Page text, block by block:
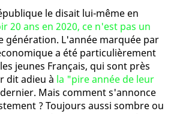
le disait lui-même en
20 ans en 2020, ce n'est pas un
génération. L'année marquée par
a été particulièrement
jeunes Français, qui sont près
dit adieu à la "pire année de leur
Mais comment s'annonce
? Toujours aussi sombre ou